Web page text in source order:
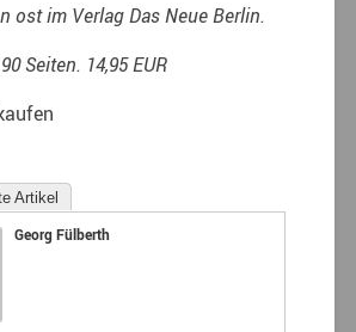
ost im Verlag Das Neue Berlin.
Seiten. 14,95 EUR
Artikel
Georg Fülberth